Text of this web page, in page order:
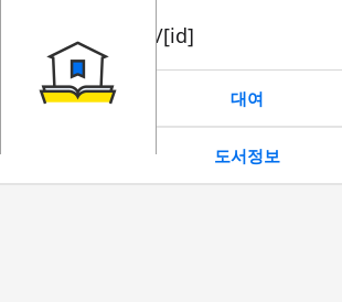
book/rent/[id]
대여
도서정보